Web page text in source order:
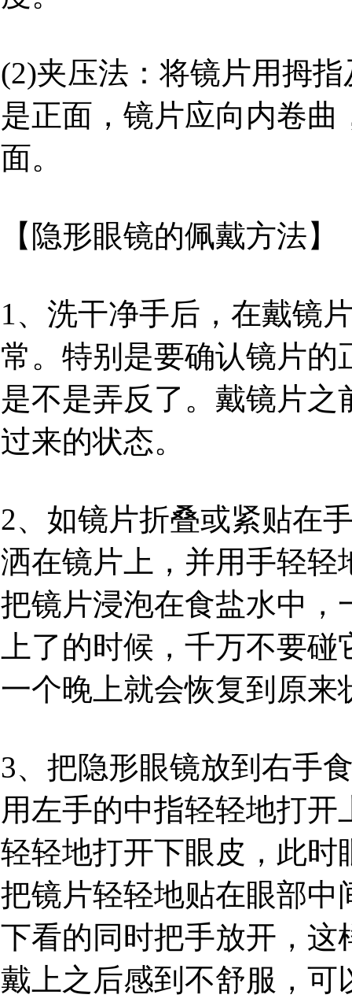
(2)夹压法：将镜片用拇
是正面，镜片应向内卷
面。
【隐形眼镜的佩戴方法】
1、洗干净手后，在戴镜
常。特别是要确认镜片
是不是弄反了。戴镜片
过来的状态。
2、如镜片折叠或紧贴在
洒在镜片上，并用手轻
把镜片浸泡在食盐水中
上了的时候，千万不要
一个晚上就会恢复到原来
3、把隐形眼镜放到右手
用左手的中指轻轻地打
轻轻地打开下眼皮，此
把镜片轻轻地贴在眼部
下看的同时把手放开，
戴上之后感到不舒服，